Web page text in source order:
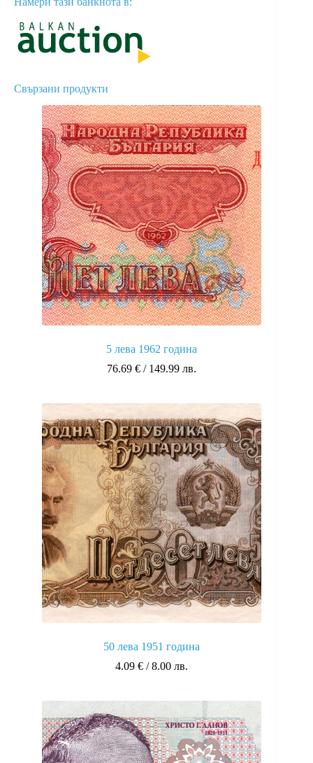
Свързани продукти
5 лева 1962 година
76.69€ / 149.99 лв.
50 лева 1951 година
4.09€ / 8.00 лв.